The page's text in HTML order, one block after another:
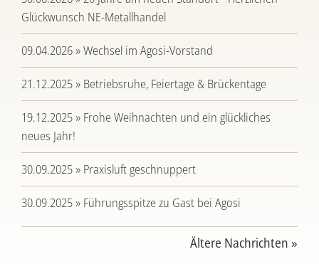
Glückwunsch NE-Metallhandel
09.04.2026 » Wechsel im Agosi-Vorstand
21.12.2025 » Betriebsruhe, Feiertage & Brückentage
19.12.2025 » Frohe Weihnachten und ein glückliches
neues Jahr!
30.09.2025 » Praxisluft geschnuppert
30.09.2025 » Führungsspitze zu Gast bei Agosi
Ältere Nachrichten »